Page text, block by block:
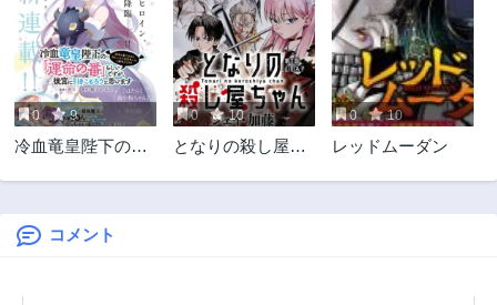
第10.1話
2年前
第10話
2年前
第9.2話
2年前
第9.1話
2年前
第9話
2年前
第8.2話
2年前
第8.1話 第8話
第7.2話
0 9
冷血竜皇陛下の
引きこもろうと思
います～幼竜を愛
手にどうぞ～
0 10
となりの殺し屋ち
0 10
レッドムーダン
コメント